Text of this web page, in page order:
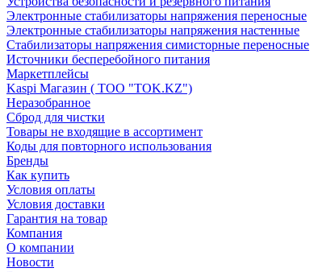
Электронные стабилизаторы напряжения переносные
Электронные стабилизаторы напряжения настенные
Стабилизаторы напряжения симисторные переносные
Источники бесперебойного питания
Маркетплейсы
Kaspi Магазин ( ТОО "TOK.KZ")
Неразобранное
Сброд для чистки
Товары не входящие в ассортимент
Коды для повторного использования
Бренды
Как купить
Условия оплаты
Условия доставки
Гарантия на товар
Компания
О компании
Новости